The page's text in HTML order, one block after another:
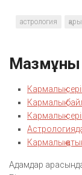
астрология
Мазмұны
Кармалық
Кармалық
Кармалық
Кармалық
Адамдар